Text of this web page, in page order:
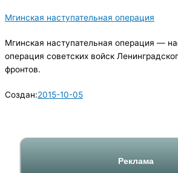
Мгинская наступательная операция
Мгинская наступательная операция —
операция советских войск
фронтов.
Создан:2015-10-05
Реклама